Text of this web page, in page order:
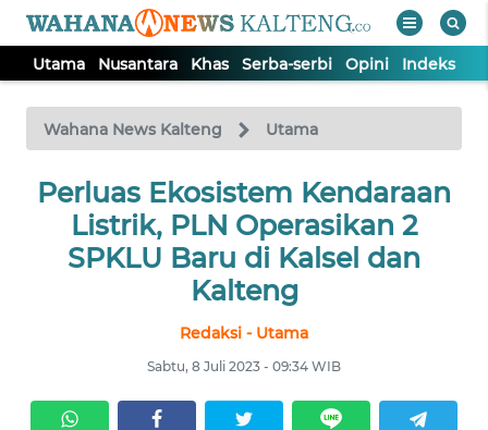
Utama Nusantara Khas Serba-serbi Opini Indeks
Wahana News Kalteng Utama
Perluas Ekosistem Kendaraan
Listrik, PLN Operasikan 2
SPKLU Baru di Kalsel dan
Kalteng
Redaksi - Utama
Sabtu, 8 Juli 2023 - 09:34 WIB
TV
Tutup
UTAMA
NUSANTARA
SERBI